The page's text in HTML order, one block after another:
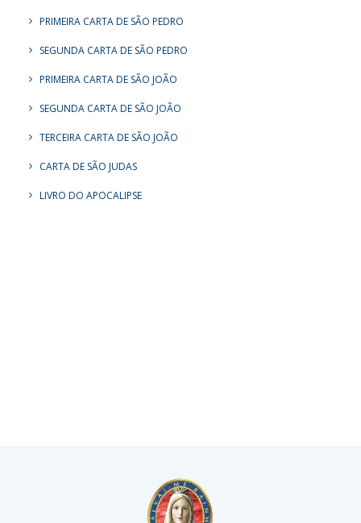
PRIMEIRA CARTA DE SÃO PEDRO
SEGUNDA CARTA DE SÃO PEDRO
PRIMEIRA CARTA DE SÃO JOÃO
SEGUNDA CARTA DE SÃO JOÃO
TERCEIRA CARTA DE SÃO JOÃO
CARTA DE SÃO JUDAS
LIVRO DO APOCALIPSE